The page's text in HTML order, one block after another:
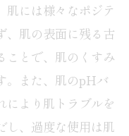
ーパッドの選び
ア効果を探る
美肌効果
肌には様々なポジテ
、肌の表面に残る古
ことで、肌のくすみ
。また、肌のpHバ
により肌トラブルを
し、過度な使用は肌